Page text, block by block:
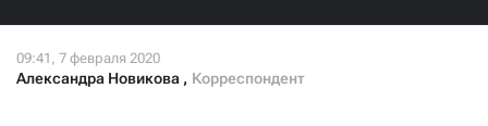
Александра Новикова , Корреспондент